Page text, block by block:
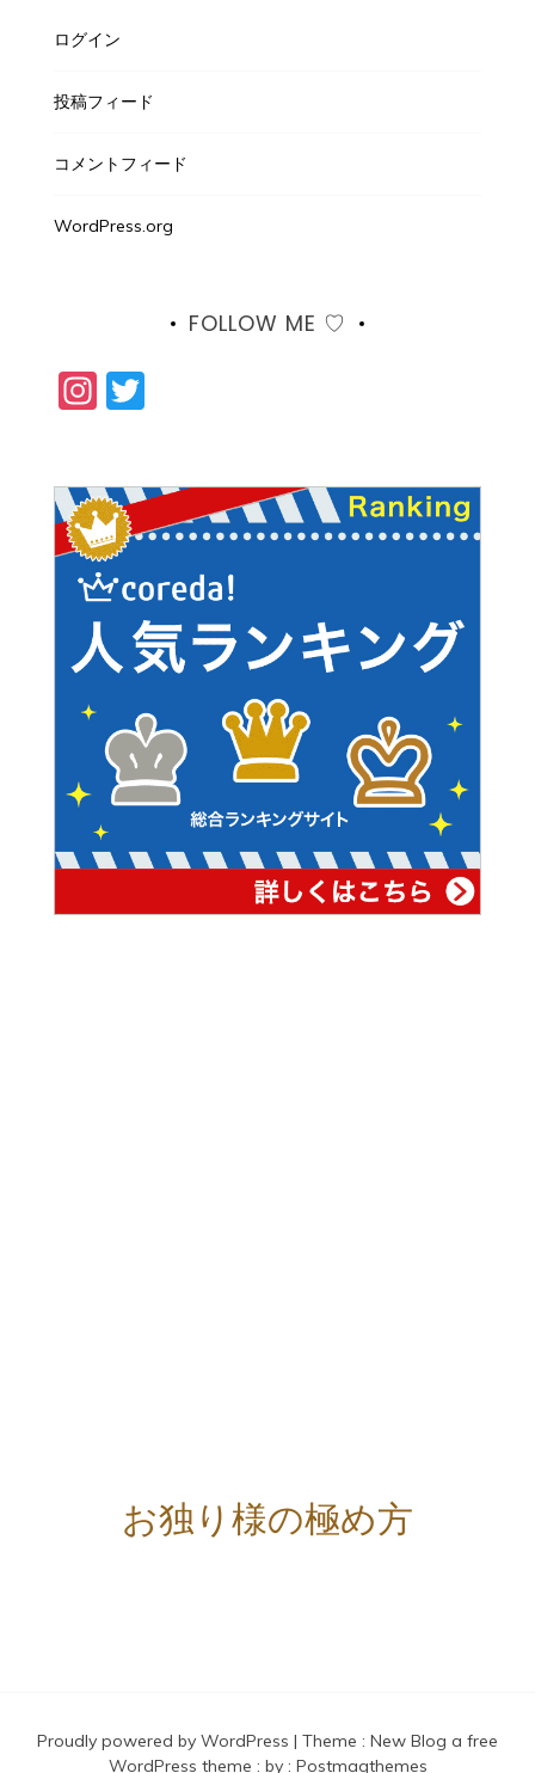
ログイン
投稿フィード
コメントフィード
WordPress.org
FOLLOW ME ♡
Instagram
Twitter
お独り様の極め方
Proudly powered by WordPress | Theme : New Blog a free
WordPress theme : by : Postmagthemes